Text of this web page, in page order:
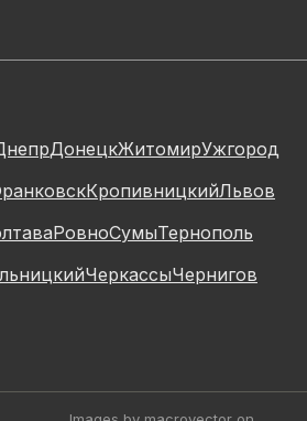
ДонецкЖитомирУжгород
КропивницкийЛьвов
РовноСумыТернополь
ЧеркассыЧернигов